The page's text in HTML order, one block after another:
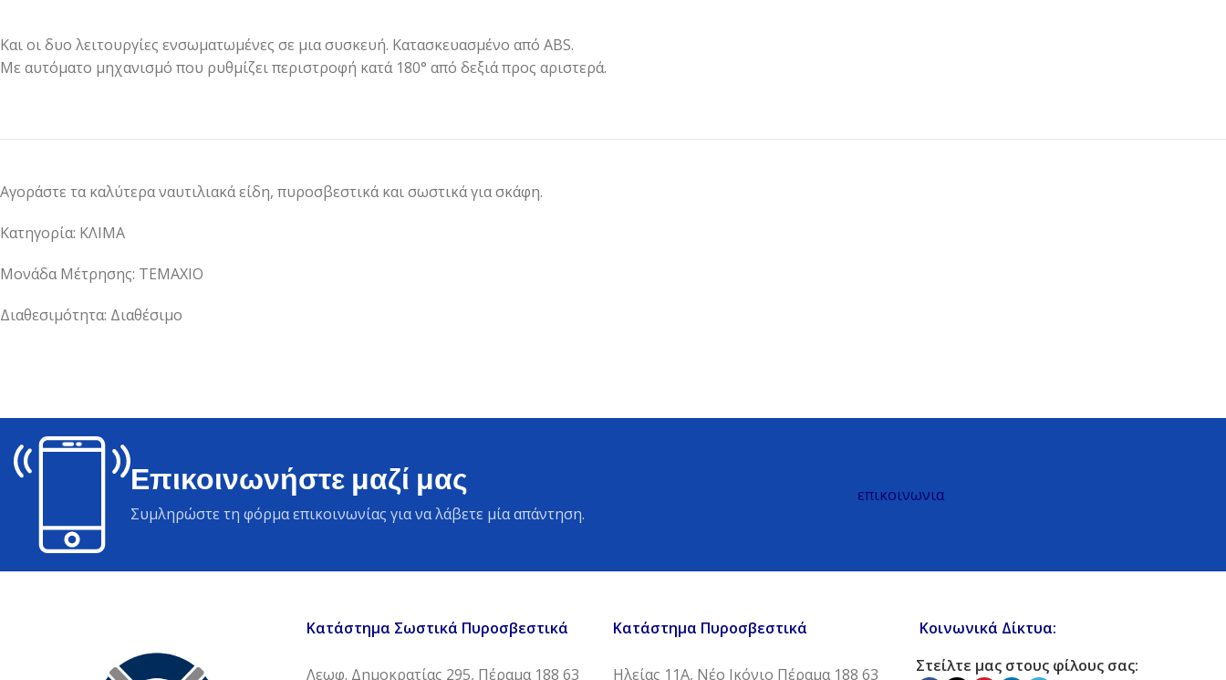
Και οι δυο λειτουργίες ενσωματωμένες σε μια συσκευή. Κατασκευασμένο από ABS.
Με αυτόματο μηχανισμό που ρυθμίζει περιστροφή κατά 180° από δεξιά προς αριστερά.
Αγοράστε τα καλύτερα ναυτιλιακά είδη, πυροσβεστικά και σωστικά για σκάφη.
Κατηγορία: ΚΛΙΜΑ
Μονάδα Μέτρησης: ΤΕΜΑΧΙΟ
Διαθεσιμότητα: Διαθέσιμο
Επικοινωνήστε μαζί μας
Συμληρώστε τη φόρμα επικοινωνίας για να λάβετε μία απάντηση.
επικοινωνια
Κατάστημα Σωστικά Πυροσβεστικά
Λεωφ. Δημοκρατίας 295, Πέραμα 188 63
Κατάστημα Πυροσβεστικά
Ηλείας 11Α, Νέο Ικόνιο Πέραμα 188 63
Κοινωνικά Δίκτυα:
Στείλτε μας στους φίλους σας: